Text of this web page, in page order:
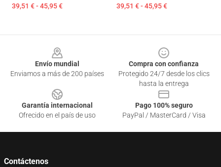
39,51 € - 45,95 € 39,51 € - 45,95 €
Envío mundial
Enviamos a más de 200 países
Compra con confianza
Protegido 24/7 desde los clics
hasta la entrega
Garantía internacional
Ofrecido en el país de uso
Pago 100% seguro
PayPal / MasterCard / Visa
Contáctenos